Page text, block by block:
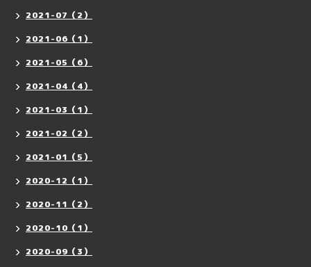
2021-07（2）
2021-06（1）
2021-05（6）
2021-04（4）
2021-03（1）
2021-02（2）
2021-01（5）
2020-12（1）
2020-11（2）
2020-10（1）
2020-09（3）